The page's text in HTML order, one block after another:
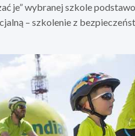
je” wybranej szkole
– szkolenie z